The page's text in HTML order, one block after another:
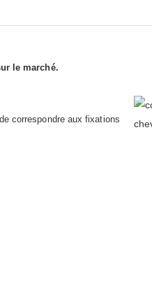
le marché.
correspondre aux fixations